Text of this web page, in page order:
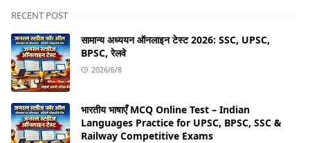
RECENT POST
सामान्य अध्ययन ऑनलाइन टेस्ट 2026: SSC, UPSC,
BPSC, रेलवे
2026/6/8
भारतीय भाषाएँ MCQ Online Test – Indian
Languages Practice for UPSC, BPSC, SSC &
Railway Competitive Exams